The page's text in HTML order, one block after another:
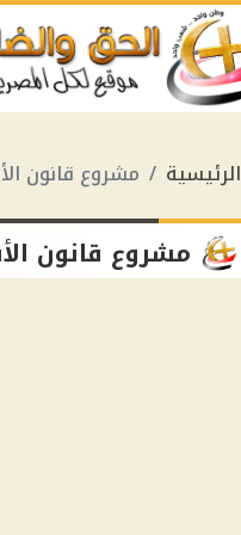
الرئيسية مشروع قانون
مشروع قانون